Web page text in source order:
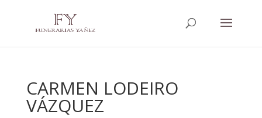
CARMEN LODEIRO
VÁZQUEZ